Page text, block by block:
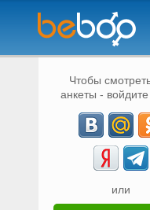
Чтобы
анкеты -
или